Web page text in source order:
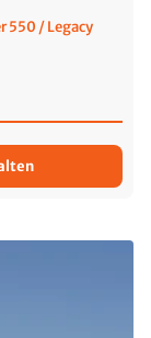
550 / Legacy